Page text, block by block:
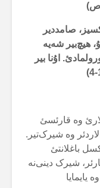
صامددیر
هیچ‌بیر شەیە
اۇنا بیر
)
وە قارئسئ
وە شیرک‌تیر.
باغلانتئ
شیرک دینی‌نە
یایمایا